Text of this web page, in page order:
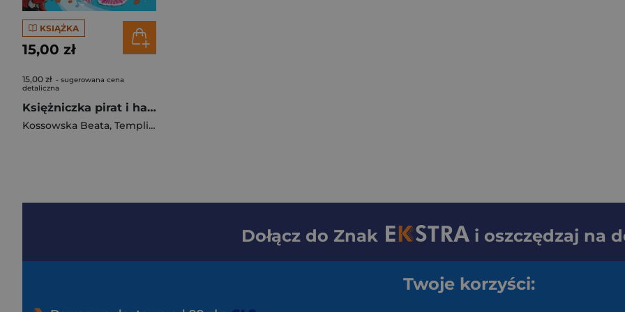
KSIĄŻKA
15,00 zł
15,00 zł - sugerowana cena
detaliczna
Księżniczka pirat i harmonijka ustna Bajka i nauka gry dla dzieci
Kossowska Beata, Templin Grzegorz
Dołącz do Znak i oszczędzaj na
Twoje korzyści: